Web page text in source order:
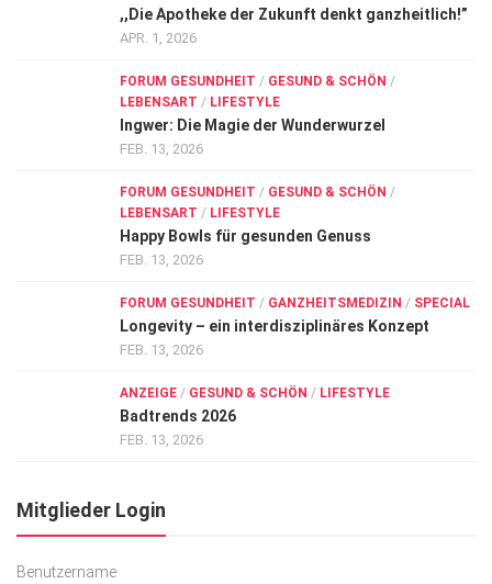
,,Die Apotheke der Zukunft denkt ganzheitlich!”
APR. 1, 2026
FORUM GESUNDHEIT / GESUND & SCHÖN /
LEBENSART / LIFESTYLE
Ingwer: Die Magie der Wunderwurzel
FEB. 13, 2026
FORUM GESUNDHEIT / GESUND & SCHÖN /
LEBENSART / LIFESTYLE
Happy Bowls für gesunden Genuss
FEB. 13, 2026
FORUM GESUNDHEIT / GANZHEITSMEDIZIN / SPECIAL
Longevity – ein interdisziplinäres Konzept
FEB. 13, 2026
ANZEIGE / GESUND & SCHÖN / LIFESTYLE
Badtrends 2026
FEB. 13, 2026
Mitglieder Login
Benutzername